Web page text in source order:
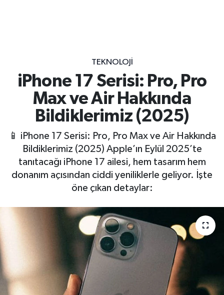
TEKNOLOJI
iPhone 17 Serisi: Pro, Pro
Max ve Air Hakkında
Bildiklerimiz (2025)
📱 iPhone 17 Serisi: Pro, Pro Max ve Air Hakkında
Bildiklerimiz (2025) Apple’ın Eylül 2025’te
tanıtacağı iPhone 17 ailesi, hem tasarım hem
donanım açısından ciddi yeniliklerle geliyor. İşte
öne çıkan detaylar: